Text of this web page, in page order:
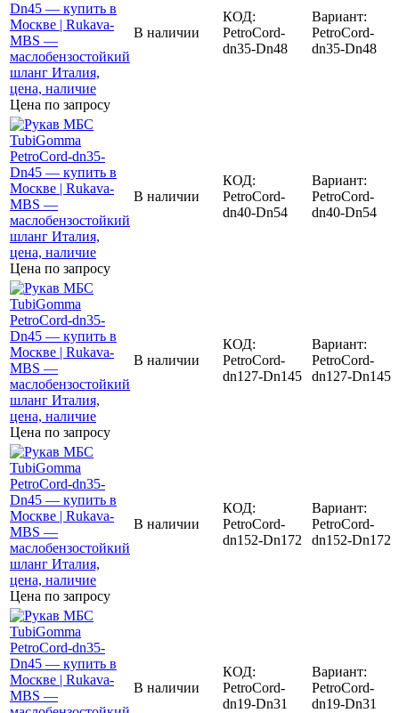
Цена по запросу
В наличии
КОД:
PetroCord-
dn35-Dn48
Вариант:
PetroCord-
dn35-Dn48
Цена по запросу
В наличии
КОД:
PetroCord-
dn40-Dn54
Вариант:
PetroCord-
dn40-Dn54
Цена по запросу
В наличии
КОД:
PetroCord-
dn127-Dn145
Вариант:
PetroCord-
dn127-Dn145
Цена по запросу
В наличии
КОД:
PetroCord-
dn152-Dn172
Вариант:
PetroCord-
dn152-Dn172
В наличии
КОД:
PetroCord-
dn19-Dn31
Вариант:
PetroCord-
dn19-Dn31